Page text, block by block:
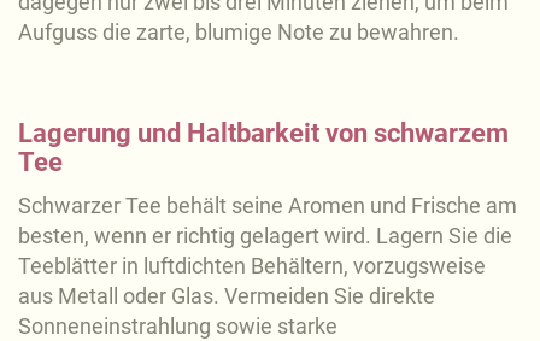
Aufguss die zarte, blumige Note zu bewahren.
Lagerung und Haltbarkeit von schwarzem
Tee
Schwarzer Tee behält seine Aromen und Frische am
besten, wenn er richtig gelagert wird. Lagern Sie die
Teeblätter in luftdichten Behältern, vorzugsweise
aus Metall oder Glas. Vermeiden Sie direkte
Sonneneinstrahlung sowie starke